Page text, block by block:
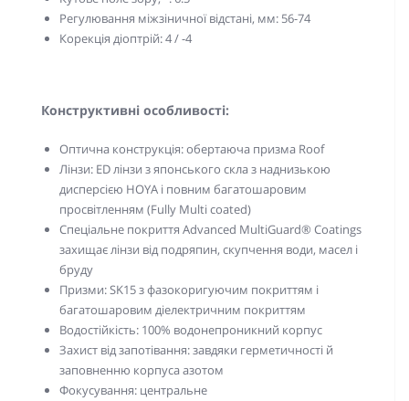
Регулювання міжзіничної відстані, мм: 56-74
Корекція діоптрій: 4 / -4
Конструктивні особливості:
Оптична конструкція: обертаюча призма Roof
Лінзи: ED лінзи з японського скла з наднизькою
дисперсією HOYA і повним багатошаровим
просвітленням (Fully Multi coated)
Спеціальне покриття Advanced MultiGuard® Coatings
захищає лінзи від подряпин, скупчення води, масел і
бруду
Призми: SK15 з фазокоригуючим покриттям і
багатошаровим діелектричним покриттям
Водостійкість: 100% водонепроникний корпус
Захист від запотівання: завдяки герметичності й
заповненню корпуса азотом
Фокусування: центральне